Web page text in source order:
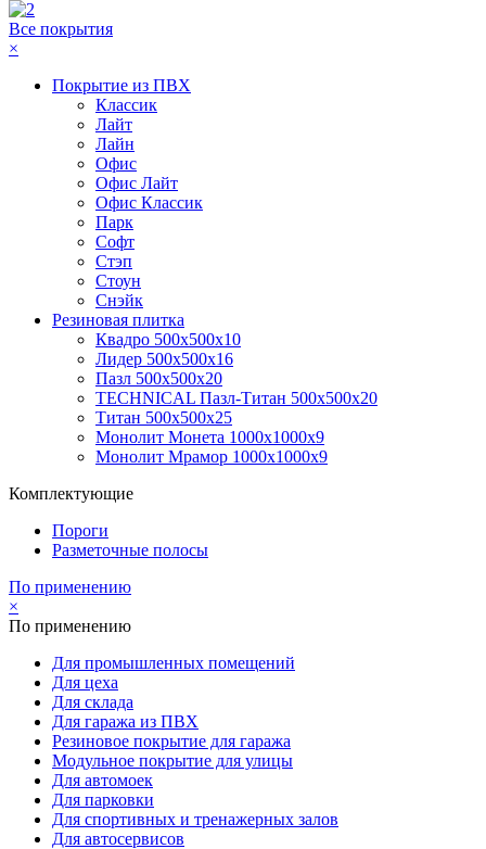
Все покрытия
×
Покрытие из ПВХ
Классик
Лайт
Лайн
Офис
Офис Лайт
Офис Классик
Парк
Софт
Стэп
Стоун
Снэйк
Резиновая плитка
Квадро 500х500х10
Лидер 500х500х16
Пазл 500х500х20
TECHNICAL Пазл-Титан 500х500х20
Титан 500х500х25
Монолит Монета 1000х1000х9
Монолит Мрамор 1000х1000х9
Комплектующие
Пороги
Разметочные полосы
По применению
×
По применению
Для промышленных помещений
Для цеха
Для склада
Для гаража из ПВХ
Резиновое покрытие для гаража
Модульное покрытие для улицы
Для автомоек
Для парковки
Для спортивных и тренажерных залов
Для автосервисов